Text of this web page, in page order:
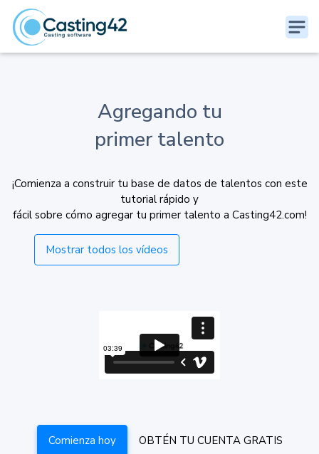
Agregando tu
primer talento
¡Comienza a construir tu base de datos de talentos con este
tutorial rápido y
fácil sobre cómo agregar tu primer talento a Casting42.com!
Mostrar todos los vídeos
Comienza hoy
OBTÉN TU CUENTA GRATIS